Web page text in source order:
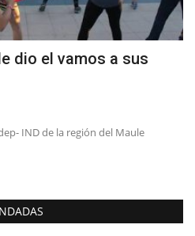
dio el vamos a sus
IND de la región del Maule